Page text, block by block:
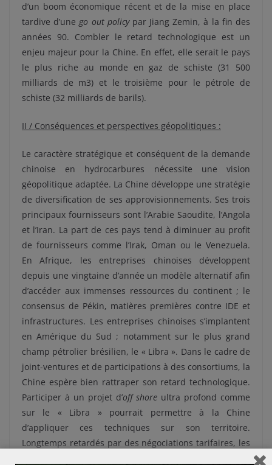
d’un boom économique récent et de la mise en place
tardive d’unego out policypar Jiang Zemin, à la fin des
années 90. Combler le retard technologique est un
enjeu majeur pour la Chine. En effet, elle serait le pays
le plus riche au monde en gaz de schiste (31 500
milliards de m3) et le troisième pour le pétrole de
schiste (32 milliards de barils).
II / Conséquences et perspectives géopolitiques :
Le caractère stratégique et conséquent de la demande
chinoise en hydrocarbures nécessite une vision
géopolitique adaptée. La Chine développe une stratégie
de diversification de ses approvisionnements. Ses trois
principaux fournisseurs sont l’Arabie Saoudite, l’Angola
et l’Iran. La part de ces pays tend à diminuer au profit
de fournisseurs comme l’Irak, Oman ou le Venezuela.
En Afrique, les entreprises chinoises développent
depuis une vingtaine d’année un modèle alternatif afin
d’accéder aux immenses ressources du continent ; le
consensus de Pékin, matières premières contre IDE et
infrastructures. Les entreprises chinoises s’implantent
en Amérique du Sud ; notamment sur le plus grand
champ pétrolier brésilien, le « Libra ». Dans le cadre de
joint-ventures et de participations à des consortiums, la
Chine espère bien rattraper son retard technologique.
Participer à un projet d’off shore ultra profond comme
sur le « Libra » pourrait permettre à la Chine
d’appliquer ces techniques sur son territoire.
Longtemps retardés par des négociations tarifaires, les